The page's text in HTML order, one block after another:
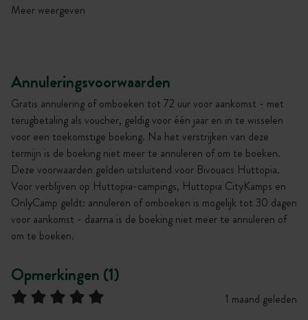
Meer weergeven
Annuleringsvoorwaarden
Gratis annulering of omboeken tot 72 uur voor aankomst - met
terugbetaling als voucher, geldig voor één jaar en in te wisselen
voor een toekomstige boeking. Na het verstrijken van deze
termijn is de boeking niet meer te annuleren of om te boeken.
Deze voorwaarden gelden uitsluitend voor Bivouacs Huttopia.
Voor verblijven op Huttopia-campings, Huttopia CityKamps en
OnlyCamp geldt: annuleren of omboeken is mogelijk tot 30 dagen
voor aankomst - daarna is de boeking niet meer te annuleren of
om te boeken.
Opmerkingen (1)
1 maand geleden